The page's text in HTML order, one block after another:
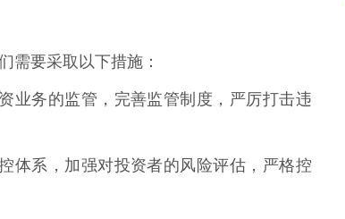
需要采取以下措施：
业务的监管，完善监管制度，严厉打击违
体系，加强对投资者的风险评估，严格控